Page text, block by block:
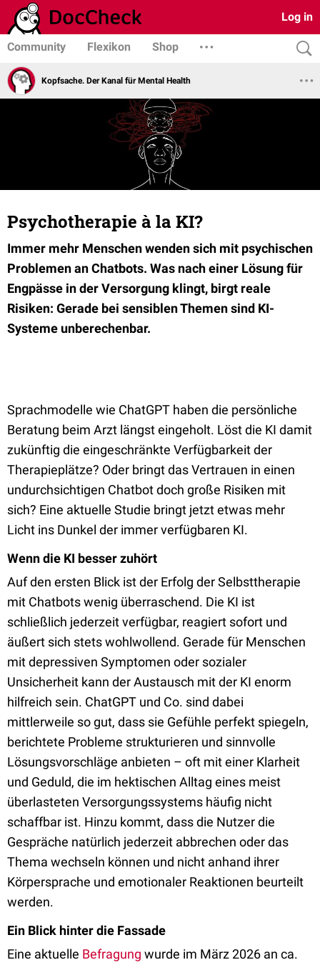
Log in
Community Flexikon Shop
Kopfsache. Der Kanal für Mental Health
Psychotherapie à la KI?
Immer mehr Menschen wenden sich mit psychischen
Problemen an Chatbots. Was nach einer Lösung für
Engpässe in der Versorgung klingt, birgt reale
Risiken: Gerade bei sensiblen Themen sind KI-
Systeme unberechenbar.
Sprachmodelle wie ChatGPT haben die persönliche
Beratung beim Arzt längst eingeholt. Löst die KI damit
zukünftig die eingeschränkte Verfügbarkeit der
Therapieplätze? Oder bringt das Vertrauen in einen
undurchsichtigen Chatbot doch große Risiken mit
sich? Eine aktuelle Studie bringt jetzt etwas mehr
Licht ins Dunkel der immer verfügbaren KI.
Wenn die KI besser zuhört
Auf den ersten Blick ist der Erfolg der Selbsttherapie
mit Chatbots wenig überraschend. Die KI ist
schließlich jederzeit verfügbar, reagiert sofort und
äußert sich stets wohlwollend. Gerade für Menschen
mit depressiven Symptomen oder sozialer
Unsicherheit kann der Austausch mit der KI enorm
hilfreich sein. ChatGPT und Co. sind dabei
mittlerweile so gut, dass sie Gefühle perfekt spiegeln,
berichtete Probleme strukturieren und sinnvolle
Lösungsvorschläge anbieten – oft mit einer Klarheit
und Geduld, die im hektischen Alltag eines meist
überlasteten Versorgungssystems häufig nicht
schaffbar ist. Hinzu kommt, dass die Nutzer die
Gespräche natürlich jederzeit abbrechen oder das
Thema wechseln können und nicht anhand ihrer
Körpersprache und emotionaler Reaktionen beurteilt
werden.
Ein Blick hinter die Fassade
Eine aktuelle Befragung wurde im März 2026 an ca.